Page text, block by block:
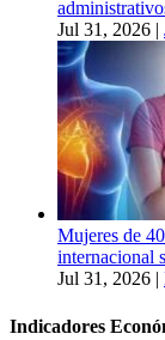
Jul 31, 2026 |
Mujeres de
internacional
Jul 31, 2026 |
Indicadores